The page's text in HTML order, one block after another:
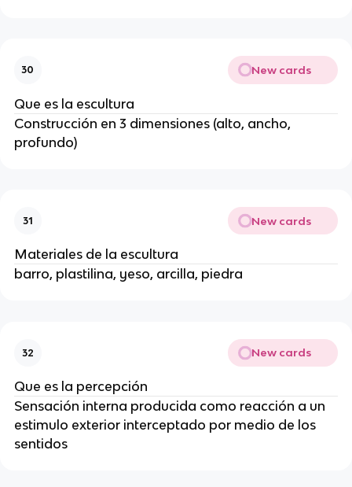
30 New cards
Que es la escultura
Construcción en 3 dimensiones (alto, ancho,
profundo)
31 New cards
Materiales de la escultura
barro, plastilina, yeso, arcilla, piedra
32 New cards
Que es la percepción
Sensación interna producida como reacción a un
estimulo exterior interceptado por medio de los
sentidos